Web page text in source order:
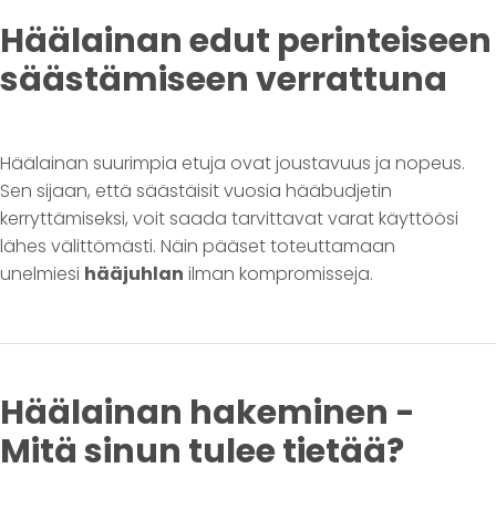
Häälainan edut perinteiseen
säästämiseen verrattuna
Häälainan suurimpia etuja ovat joustavuus ja nopeus.
Sen sijaan, että säästäisit vuosia hääbudjetin
kerryttämiseksi, voit saada tarvittavat varat käyttöösi
lähes välittömästi. Näin pääset toteuttamaan
unelmiesi hääjuhlan ilman kompromisseja.
Häälainan hakeminen -
Mitä sinun tulee tietää?